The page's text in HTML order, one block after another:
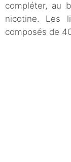
compléter, au
nicotine. Les
composés de